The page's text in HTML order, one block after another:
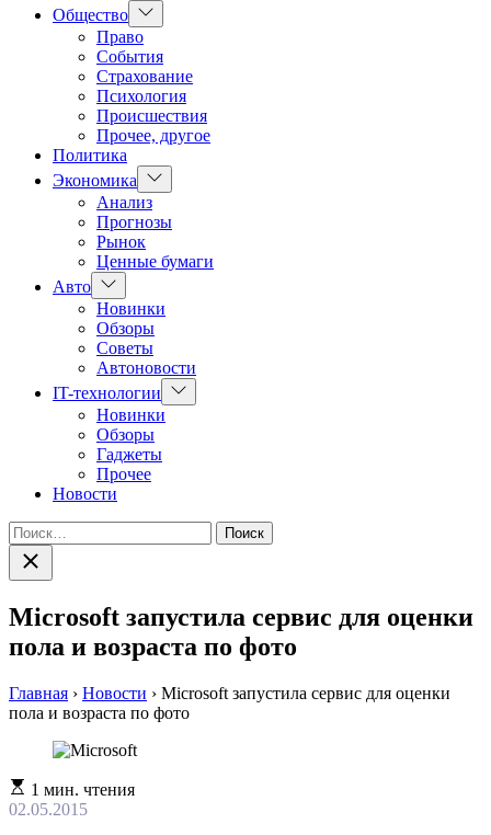
Общество Показать
подменю
Право
События
Страхование
Психология
Происшествия
Прочее, другое
Политика
Экономика
Показать
подменю
Анализ
Прогнозы
Рынок
Ценные бумаги
Авто Показать
подменю
Новинки
Обзоры
Советы
Автоновости
IT-технологии
Показать
подменю
Новинки
Обзоры
Гаджеты
Прочее
Новости
Найти:
Закрыть
поиск
Microsoft запустила сервис для оценки
пола и возраста по фото
Главная › Новости › Microsoft запустила сервис для оценки
пола и возраста по фото
Расчетное
время
1 мин. чтения
02.05.2015